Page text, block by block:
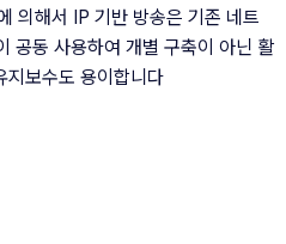
의해서 IP 기반 방송은 기존 네트
공동 사용하여 개별 구축이 아닌 활
지보수도 용이합니다